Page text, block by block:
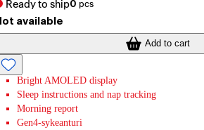
Ready to ship0 pcs
available
Add to cart
Bright AMOLED display
Sleep instructions and nap tracking
Morning report
Gen4-sykeanturi